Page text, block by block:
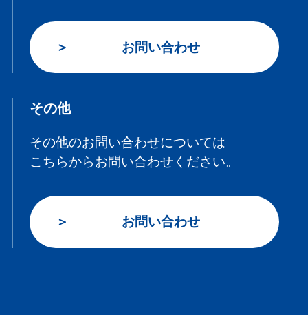
お問い合わせ
その他
その他のお問い合わせについては
こちらからお問い合わせください。
お問い合わせ